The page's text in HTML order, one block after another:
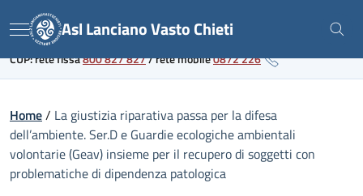
to
content
Link al portale sanitario regionale
Menu Asl Lanciano Vasto Chieti
CUP: rete fissa800 827 827/rete mobile0872 226
Home/ La giustizia riparativa passa per la difesa
dell’ambiente. Ser.D e Guardie ecologiche ambientali
volontarie (Geav) insieme per il recupero di soggetti con
problematiche di dipendenza patologica